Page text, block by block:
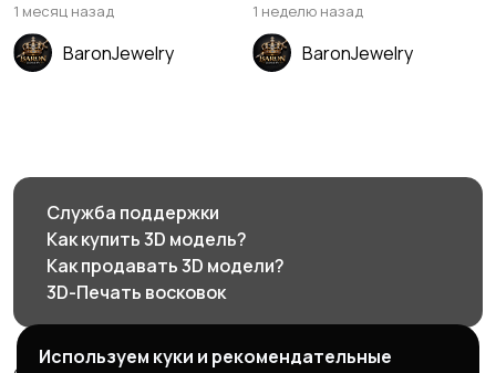
1 месяц назад
BaronJewelry
1 неделю назад
BaronJewelry
Служба поддержки
Как купить 3D модель?
Как продавать 3D модели?
3D-Печать восковок
Используем куки и рекомендательные